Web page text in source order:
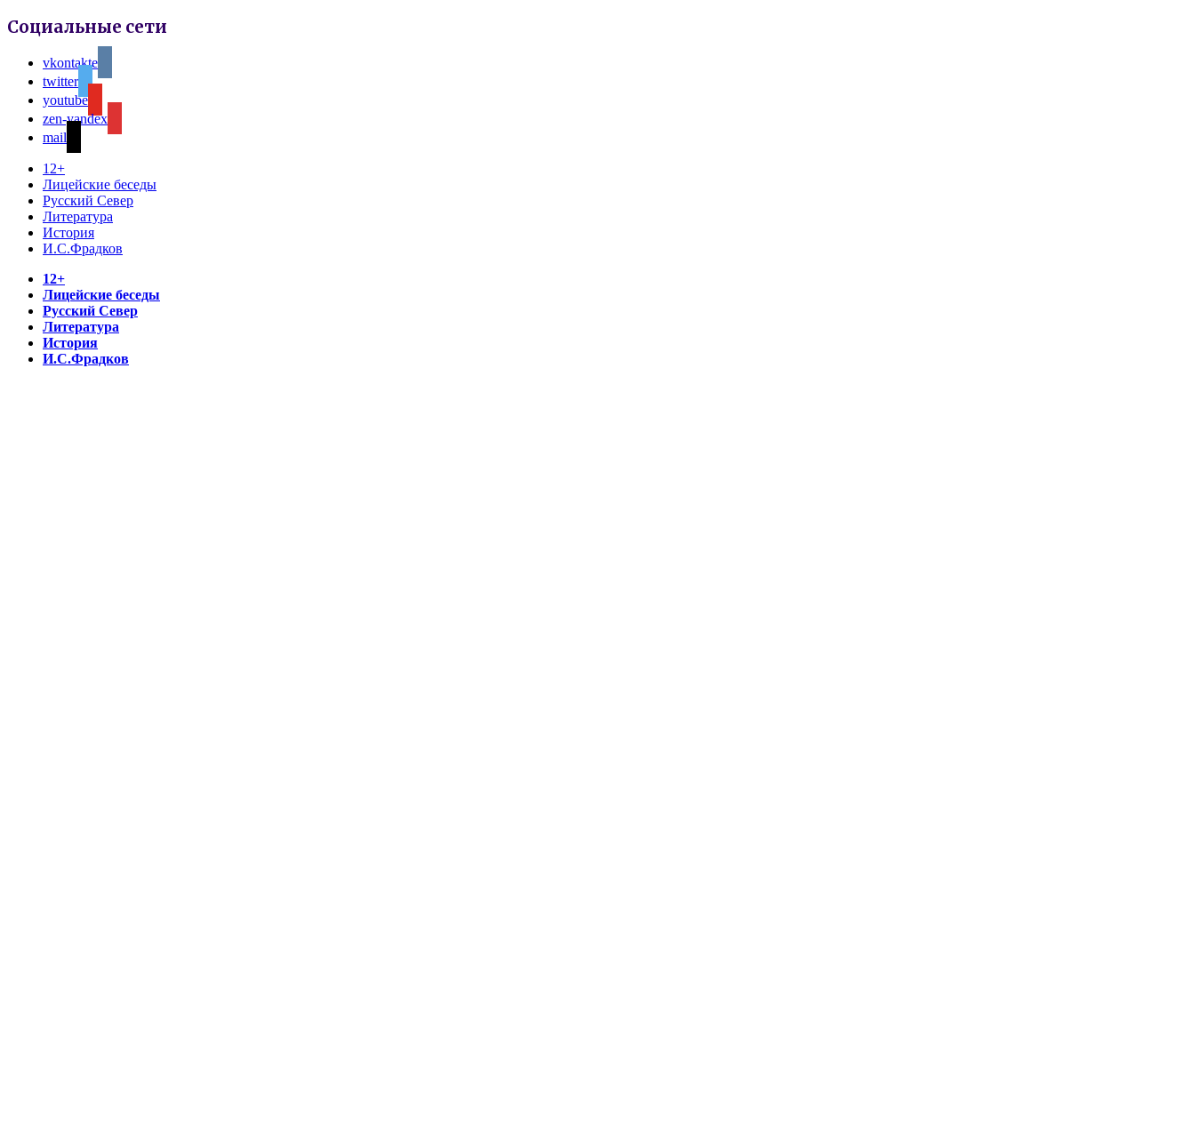
Социальные сети
vkontakte
twitter
youtube
zen-yandex
mail
12+
Лицейские беседы
Русский Север
Литература
История
И.С.Фрадков
12+
Лицейские беседы
Русский Север
Литература
История
И.С.Фрадков